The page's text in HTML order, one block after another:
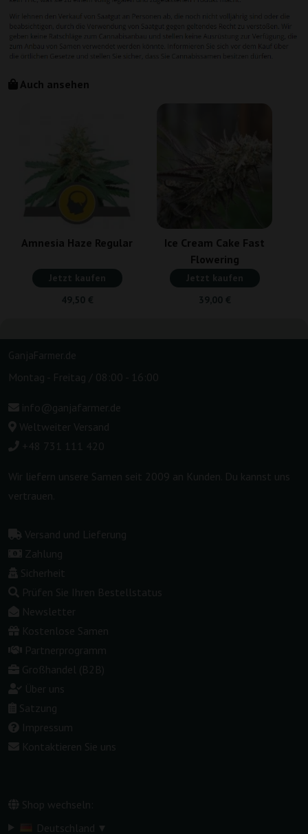
Auch ansehen
Amnesia Haze Regular
Jetzt kaufen
49,50 €
Ice Cream Cake Fast
Flowering
Jetzt kaufen
39,00 €
GanjaFarmer.de
Montag - Freitag / 08:00 - 16:00
info@ganjafarmer.de
Weltweiter Versand
+48 731 111 420
Wir liefern unsere Samen seit 2009 an Kunden. Du kannst uns
vertrauen.
Versand und Lieferung
Zahlung
Sicherheit
Prüfen Sie Ihren Bestellstatus
Newsletter
Kostenlose Samen
Partnerprogramm
Großhandel (B2B)
Über uns
Satzung
Impressum
Kontaktieren Sie uns
Shop wechseln:
Deutschland ▾